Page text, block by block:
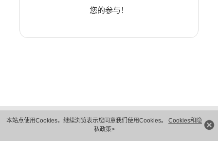
本站点使用Cookies，继续浏览表示您同意我们使用Cookies。 Cookies和隐
私政策>
您的参与！
隐私保护
法律声明